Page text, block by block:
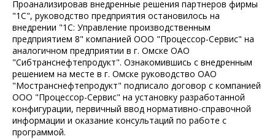
Проанализировав внедренные решения партнеров фирмы
"1С", руководство предприятия остановилось на
внедрении "1С: Управление производственным
предприятием 8" компанией ООО "Процессор-Сервис" на
аналогичном предприятии в г. Омске ОАО
"Сибтранснефтепродукт". Ознакомившись с внедренным
решением на месте в г. Омске руководство ОАО
"Мостранснефтепродукт" подписало договор с компанией
ООО "Процессор-Сервис" на установку разработанной
конфигурации, первичный ввод нормативно-справочной
информации и оказание консультаций по работе с
программой.